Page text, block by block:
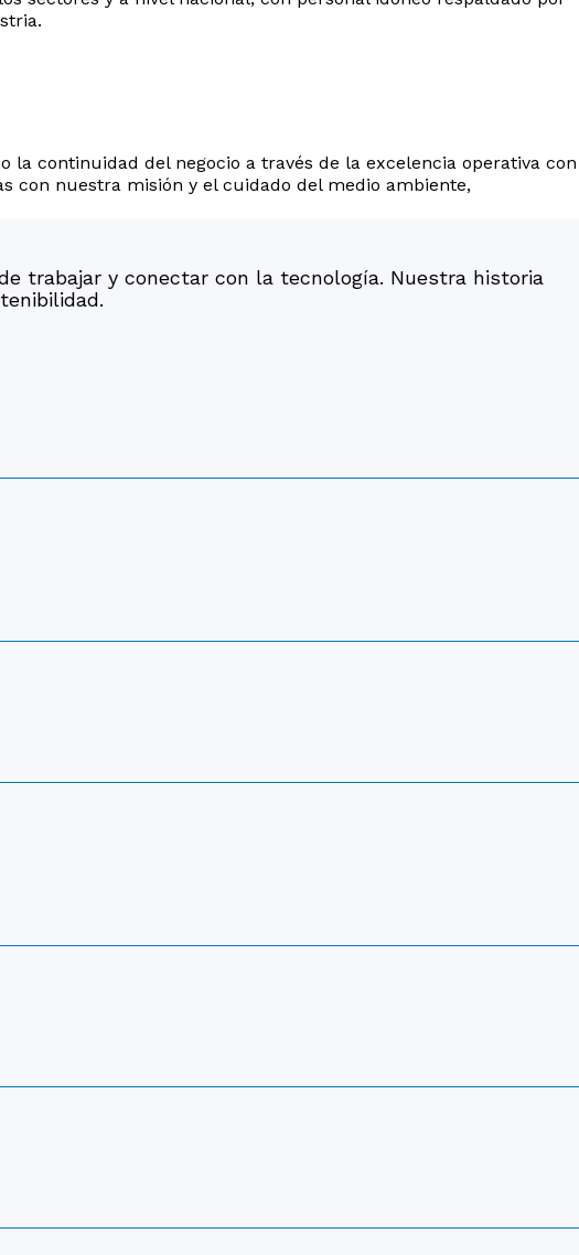
continuidad del negocio a través de la excelencia operativa con
con nuestra misión y el cuidado del medio ambiente,
trabajar y conectar con la tecnología. Nuestra historia